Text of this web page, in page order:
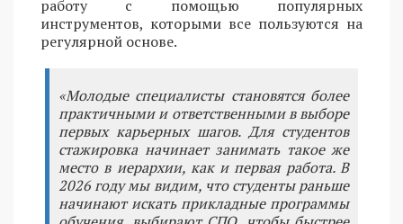
работу с помощью популярных
инструментов, которыми все пользуются на
регулярной основе.
«Молодые специалисты становятся более
практичными и ответственными в выборе
первых карьерных шагов. Для студентов
стажировка начинает занимать такое же
место в иерархии, как и первая работа. В
2026 году мы видим, что студенты раньше
начинают искать прикладные программы